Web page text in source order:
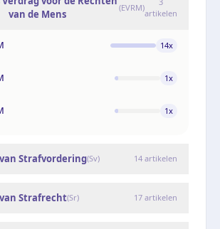
van de Mens
(EVRM)
artikelen
14x
1x
1x
Strafvordering(Sv) 14 artikelen
Strafrecht(Sr) 17 artikelen